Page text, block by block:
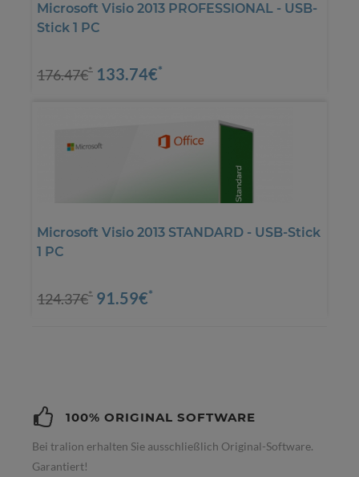
Microsoft Visio 2013 PROFESSIONAL - USB-
Stick 1 PC
176.47€* 133.74€*
Microsoft Visio 2013 STANDARD - USB-Stick
1 PC
124.37€* 91.59€*
100% ORIGINAL SOFTWARE
Bei tralion erhalten Sie ausschließlich Original-Software.
Garantiert!